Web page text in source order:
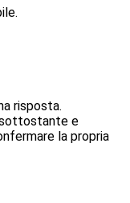
risposta.
e
la propria